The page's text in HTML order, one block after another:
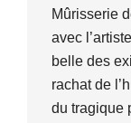
Mûrisserie
avec
belle des
rachat de
du tragique